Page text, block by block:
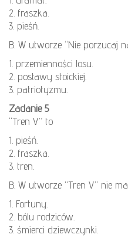
2. fraszka.
3. pieśń.
B. W utworze “Nie porzucaj
1. przemienności losu.
2. postawy stoickiej.
3. patriotyzmu.
Zadanie 5
“Tren V” to
1. pieśń.
2. fraszka.
3. tren.
B. W utworze “Tren V” nie
1. Fortuny.
2. bólu rodziców.
3. śmierci dziewczynki.